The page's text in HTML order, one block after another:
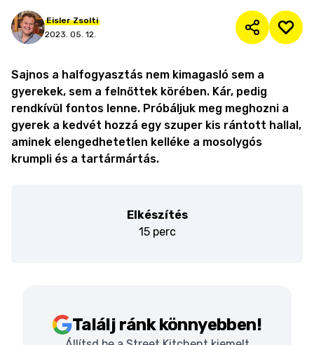
Eisler Zsolti
2023. 05. 12.
Sajnos a halfogyasztás nem kimagasló sem a
gyerekek, sem a felnőttek körében. Kár, pedig
rendkívül fontos lenne. Próbáljuk meg meghozni a
gyerek a kedvét hozzá egy szuper kis rántott hallal,
aminek elengedhetetlen kelléke a mosolygós
krumpli és a tartármártás.
Elkészítés
15 perc
Találj ránk könnyebben!